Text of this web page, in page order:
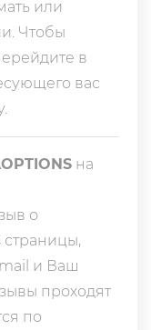
или
Чтобы
в
вас
на
о
страницы,
и Ваш
проходят
по